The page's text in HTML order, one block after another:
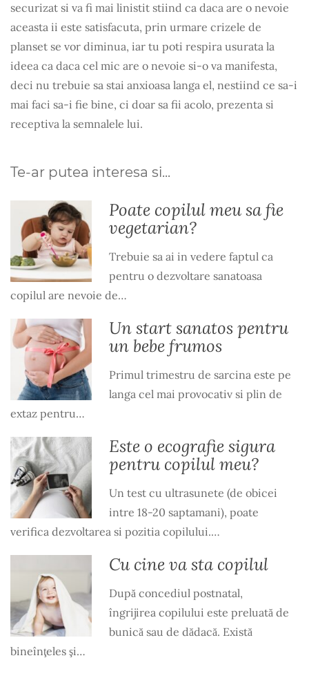
securizat si va fi mai linistit stiind ca daca are o nevoie
aceasta ii este satisfacuta, prin urmare crizele de
planset se vor diminua, iar tu poti respira usurata la
ideea ca daca cel mic are o nevoie si-o va manifesta,
deci nu trebuie sa stai anxioasa langa el, nestiind ce sa-i
mai faci sa-i fie bine, ci doar sa fii acolo, prezenta si
receptiva la semnalele lui.
Te-ar putea interesa si...
Poate copilul meu sa fie
vegetarian?
Trebuie sa ai in vedere faptul ca
pentru o dezvoltare sanatoasa
copilul are nevoie de…
Un start sanatos pentru
un bebe frumos
Primul trimestru de sarcina este pe
langa cel mai provocativ si plin de
extaz pentru…
Este o ecografie sigura
pentru copilul meu?
Un test cu ultrasunete (de obicei
intre 18-20 saptamani), poate
verifica dezvoltarea si pozitia copilului.…
Cu cine va sta copilul
După concediul postnatal,
îngrijirea copilului este preluată de
bunică sau de dădacă. Există
bineînţeles şi…